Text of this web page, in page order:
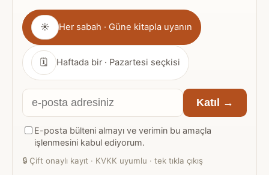
Gönderim
sıklığı
☀ Her sabah · Güne kitapla uyanın
🗓 Haftada bir · Pazartesi seçkisi
E-
posta
adresiniz
Katıl →
E-posta bülteni almayı ve verimin bu amaçla
işlenmesini kabul ediyorum.
🔒 Çift onaylı kayıt · KVKK uyumlu · tek tıkla çıkış